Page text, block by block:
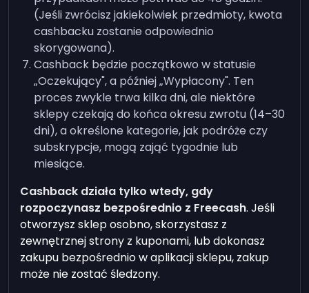
(Jeśli zwrócisz jakiekolwiek przedmioty, kwota
cashbacku zostanie odpowiednio
skorygowana).
Cashback będzie początkowo w statusie
„Oczekujący", a później „Wypłacony". Ten
proces zwykle trwa kilka dni, ale niektóre
sklepy czekają do końca okresu zwrotu (14–30
dni), a określone kategorie, jak podróże czy
subskrypcje, mogą zająć tygodnie lub
miesiące.
Cashback działa tylko wtedy, gdy
rozpoczynasz bezpośrednio z Freecash. Jeśli
otworzysz sklep osobno, skorzystasz z
zewnętrznej strony z kuponami, lub dokonasz
zakupu bezpośrednio w aplikacji sklepu, zakup
może nie zostać śledzony.